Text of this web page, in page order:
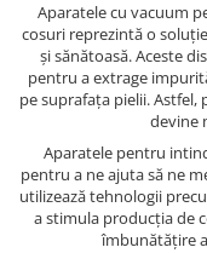
Aparatele cu vacuum
cosuri reprezintă o
și sănătoasă. Aceste
pentru a extrage
pe suprafața pielii.
devine
Aparatele pentru
pentru a ne ajuta să ne
utilizează tehnologii
a stimula producția de
îmbunătățire